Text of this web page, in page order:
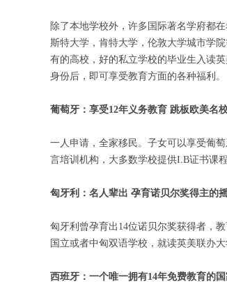
除了本地学校外，许多国际著名学府都
斯特大学，肯特大学，伦敦大学城市学
有的高校，好的私立学校的毕业生入读
身份后，即可享受教育方面的各种福利。
葡萄牙：享受12年义务教育 跳板欧美名
一人申请，全家移民。子女可以享受葡
言培训机构，大多数学校提供I.B证书课
匈牙利：名人辈出 孕育诺贝尔奖得主的
匈牙利曾孕育出14位诺贝尔奖获得者，
国立或者中匈双语学校，就读英美联办
西班牙：一个唯一拥有14年免费教育的